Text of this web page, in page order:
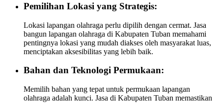
Pemilihan Lokasi yang Strategis:
Lokasi lapangan olahraga perlu dipilih dengan cermat. Jasa
bangun lapangan olahraga di Kabupaten Tuban memahami
pentingnya lokasi yang mudah diakses oleh masyarakat luas,
menciptakan aksesibilitas yang lebih baik.
Bahan dan Teknologi Permukaan:
Memilih bahan yang tepat untuk permukaan lapangan
olahraga adalah kunci. Jasa di Kabupaten Tuban memastikan